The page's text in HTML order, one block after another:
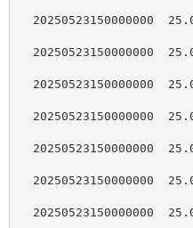
20250523150000000
20250523150000000
20250523150000000
20250523150000000
20250523150000000
20250523150000000
20250523150000000